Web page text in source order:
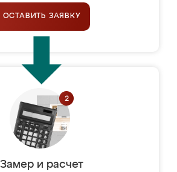
ОСТАВИТЬ ЗАЯВКУ
Замер и расчет